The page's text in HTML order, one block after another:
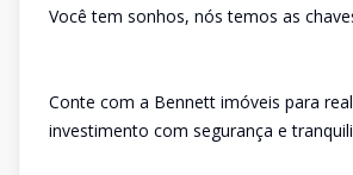
Você tem sonhos, nós temos as
Conte com a Bennett imóveis para
investimento com segurança e